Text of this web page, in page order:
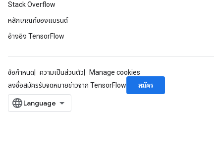
Stack Overflow
หลักเกณฑ์ของแบรนด์
อ้างอิง TensorFlow
ข้อกำหนด ความเป็นส่วนตัว
Manage cookies
ลงชื่อสมัครรับจดหมายข่าวจาก TensorFlow
สมัคร